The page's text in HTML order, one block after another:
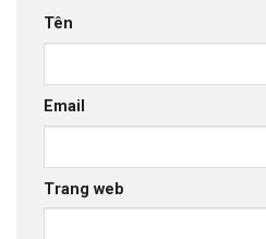
Tên
Email
Trang web